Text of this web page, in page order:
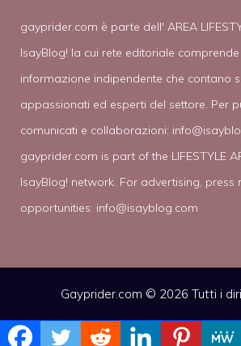
gayprider.com è parte dell' AREA
IsayBlog! la cui rete editoriale
informazione indipendente che contano
appassionati ed esperti del settore. Per
comunicati e collaborazioni:
gayprider.com is part of the LIFESTYLE
IsayBlog! network. For advertising, press
opportunities: info@isayblog.com
Gayprider.com © 2026 Tutti i